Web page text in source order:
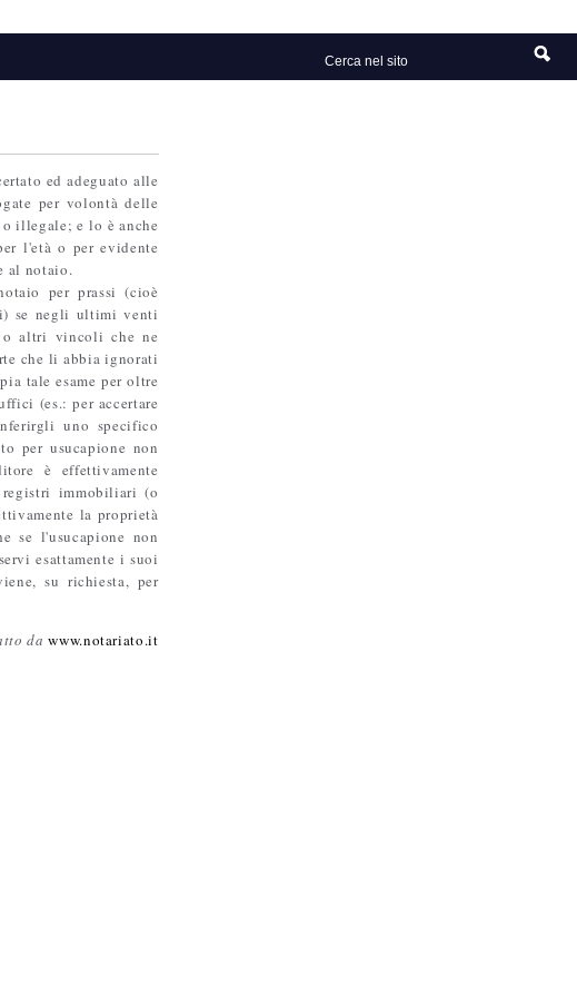
ed adeguato alle
per volontà delle
illegale; e lo è anche
l'età o per evidente
al notaio.
per prassi (cioè
se negli ultimi venti
o altri vincoli che ne
che li abbia ignorati
tale esame per oltre
(es.: per accertare
uno specifico
per usucapione non
è effettivamente
immobiliari (o
la proprietà
se l'usucapione non
esattamente i suoi
su richiesta, per
dawww.notariato.it